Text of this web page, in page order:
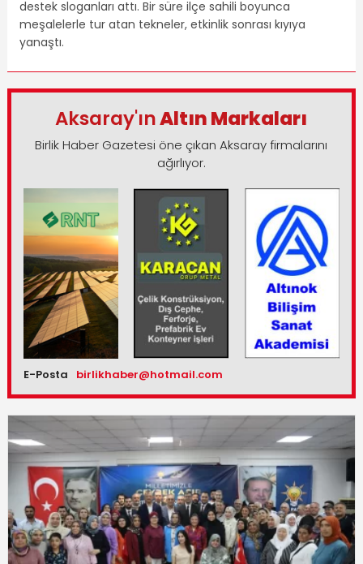
destek sloganları attı. Bir süre ilçe sahili boyunca
meşalelerle tur atan tekneler, etkinlik sonrası kıyıya
yanaştı.
Aksaray'ınAltın Markaları
Birlik Haber Gazetesi öne çıkan Aksaray firmalarını
ağırlıyor.
E-Posta birlikhaber@hotmail.com